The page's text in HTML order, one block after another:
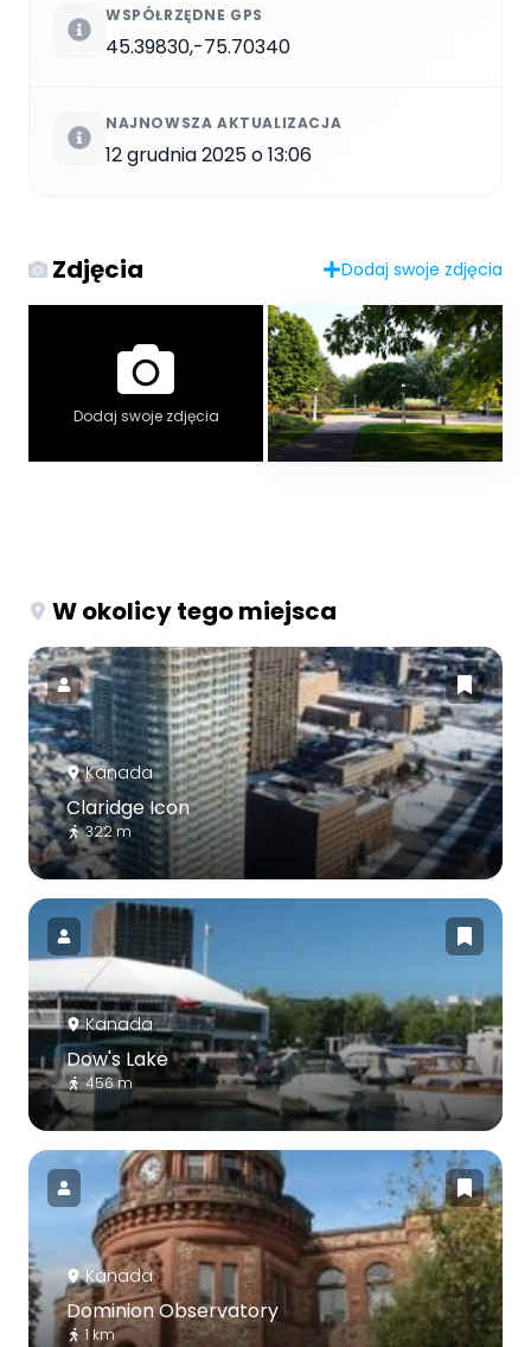
WSPÓŁRZĘDNE GPS
45.39830,-75.70340
NAJNOWSZA AKTUALIZACJA
12 grudnia 2025 o 13:06
Zdjęcia Dodaj swoje zdjęcia
Dodaj swoje zdjęcia
W okolicy tego miejsca
Kanada
Claridge Icon
322 m
Kanada
Dow's Lake
456 m
Kanada
Dominion Observatory
1 km